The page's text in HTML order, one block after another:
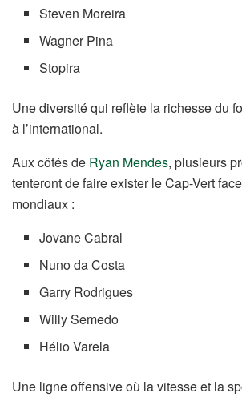
Steven Moreira
Wagner Pina
Stopira
Une diversité qui reflète la richesse du
à l’international.
Aux côtés de Ryan Mendes, plusieurs
tenteront de faire exister le Cap-Vert
mondiaux :
Jovane Cabral
Nuno da Costa
Garry Rodrigues
Willy Semedo
Hélio Varela
Une ligne offensive où la vitesse et la